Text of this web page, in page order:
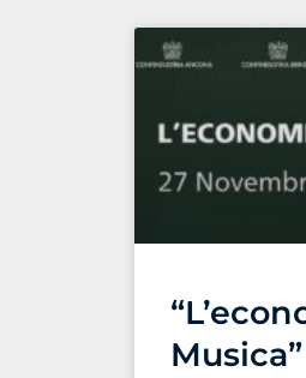
30 Luglio 2026
Leggi →
Musica”